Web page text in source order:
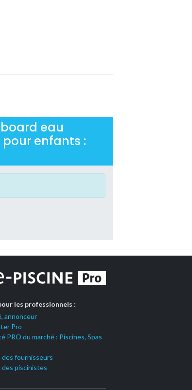
eau
enfants :
les professionnels :
annonceur
Pro
PRO du marché : Piscines, Spas
des fournisseurs
des piscinistes